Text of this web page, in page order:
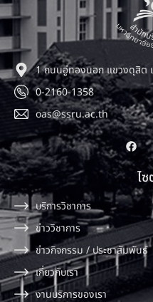
1 ถนนอู่ทองนอก แขวงดุสิต
0-2160-1358
oas@ssru.ac.th
ไ
บริการวิชาการ
ข่าววิชาการ
ข่าวกิจกรรม / ประชาสัมพันธ์
เกี่ยวกับเรา
งานบริการของเรา